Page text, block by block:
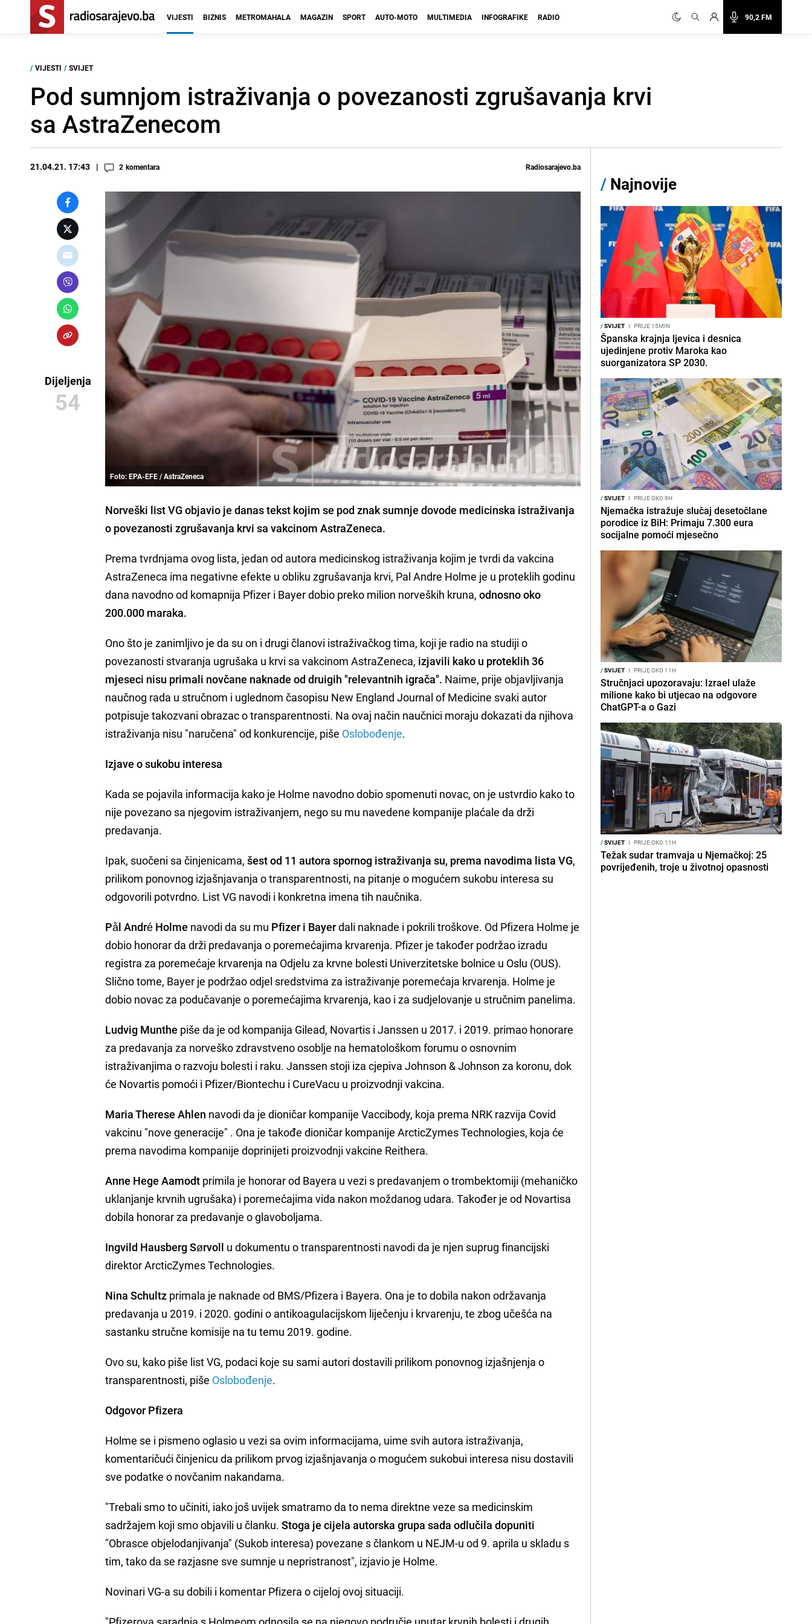
90,2 FM
VIJESTI BIZNIS METROMAHALA MAGAZIN SPORT AUTO-MOTO MULTIMEDIA INFOGRAFIKE RADIO
/ VIJESTI / SVIJET
Pod sumnjom istraživanja o povezanosti zgrušavanja krvi
sa AstraZenecom
21.04.21. 17:43 2 komentara Radiosarajevo.ba
Dijeljenja
54
Foto: EPA-EFE / AstraZeneca
Norveški listVGobjavio je danas tekst kojim se pod znak sumnje dovode medicinska istraživanja
o povezanosti zgrušavanja krvi sa vakcinom AstraZeneca.
Prema tvrdnjama ovog lista, jedan od autora medicinskog istraživanja kojim je tvrdi da vakcina
AstraZeneca ima negativne efekte u obliku zgrušavanja krvi, Pal Andre Holme je u proteklih godinu
dana navodno od komapnija Pfizer i Bayer dobio preko milion norveških kruna,odnosno oko
200.000 maraka.
Ono što je zanimljivo je da su on i drugi članovi istraživačkog tima, koji je radio na studiji o
povezanosti stvaranja ugrušaka u krvi sa vakcinom AstraZeneca, izjavili kako u proteklih 36
mjeseci nisu primali novčane naknade od druigih "relevantnih igrača". Naime, prije objavljivanja
naučnog rada u stručnom i uglednom časopisu New England Journal of Medicine svaki autor
potpisuje takozvani obrazac o transparentnosti. Na ovaj način naučnici moraju dokazati da njihova
istraživanja nisu "naručena" od konkurencije, piše Oslobođenje.
Izjave o sukobu interesa
Kada se pojavila informacija kako je Holme navodno dobio spomenuti novac, on je ustvrdio kako to
nije povezano sa njegovim istraživanjem, nego su mu navedene kompanije plaćale da drži
predavanja.
Ipak, suočeni sa činjenicama, šest od 11 autora spornog istraživanja su, prema navodima lista VG,
prilikom ponovnog izjašnjavanja o transparentnosti, na pitanje o mogućem sukobu interesa su
odgovorili potvrdno. List VG navodi i konkretna imena tih naučnika.
Pål André Holme navodi da su mu Pfizer i Bayerdali naknade i pokrili troškove. Od Pfizera Holme je
dobio honorar da drži predavanja o poremećajima krvarenja. Pfizer je također podržao izradu
registra za poremećaje krvarenja na Odjelu za krvne bolesti Univerzitetske bolnice u Oslu (OUS).
Slično tome, Bayer je podržao odjel sredstvima za istraživanje poremećaja krvarenja. Holme je
dobio novac za podučavanje o poremećajima krvarenja, kao i za sudjelovanje u stručnim panelima.
Ludvig Munthe piše da je od kompanija Gilead, Novartis i Janssen u 2017. i 2019. primao honorare
za predavanja za norveško zdravstveno osoblje na hematološkom forumu o osnovnim
istraživanjima o razvoju bolesti i raku. Janssen stoji iza cjepiva Johnson & Johnson za koronu, dok
će Novartis pomoći i Pfizer/Biontechu i CureVacu u proizvodnji vakcina.
Maria Therese Ahlen navodi da je dioničar kompanije Vaccibody, koja prema NRK razvija Covid
vakcinu "nove generacije" . Ona je takođe dioničar kompanije ArcticZymes Technologies, koja će
prema navodima kompanije doprinijeti proizvodnji vakcine Reithera.
Anne Hege Aamodt primila je honorar od Bayera u vezi s predavanjem o trombektomiji (mehaničko
uklanjanje krvnih ugrušaka) i poremećajima vida nakon moždanog udara. Također je od Novartisa
dobila honorar za predavanje o glavoboljama.
Ingvild Hausberg Sørvoll u dokumentu o transparentnosti navodi da je njen suprug financijski
direktor ArcticZymes Technologies.
Nina Schultz primala je naknade od BMS/Pfizera i Bayera. Ona je to dobila nakon održavanja
predavanja u 2019. i 2020. godini o antikoagulacijskom liječenju i krvarenju, te zbog učešća na
sastanku stručne komisije na tu temu 2019. godine.
Ovo su, kako piše list VG, podaci koje su sami autori dostavili prilikom ponovnog izjašnjenja o
transparentnosti, piše Oslobođenje.
Odgovor Pfizera
Holme se i pismeno oglasio u vezi sa ovim informacijama, uime svih autora istraživanja,
komentaričući činjenicu da prilikom prvog izjašnjavanja o mogućem sukobui interesa nisu dostavili
sve podatke o novčanim nakandama.
"Trebali smo to učiniti, iako još uvijek smatramo da to nema direktne veze sa medicinskim
sadržajem koji smo objavili u članku.Stoga je cijela autorska grupa sada odlučila dopuniti
"Obrasce objelodanjivanja" (Sukob interesa) povezane s člankom u NEJM-u od 9. aprila u skladu s
tim, tako da se razjasne sve sumnje u nepristranost", izjavio je Holme.
Novinari VG-a su dobili i komentar Pfizera o cijeloj ovoj situaciji.
/ Najnovije
/SVIJET I PRIJE 15MIN
Španska krajnja ljevica i desnica
ujedinjene protiv Maroka kao
suorganizatora SP 2030.
/SVIJET I PRIJE OKO 9H
Njemačka istražuje slučaj desetočlane
porodice iz BiH: Primaju 7.300 eura
socijalne pomoći mjesečno
/SVIJET I PRIJE OKO 11H
Stručnjaci upozoravaju: Izrael ulaže
milione kako bi utjecao na odgovore
ChatGPT-a o Gazi
/SVIJET I PRIJE OKO 11H
Težak sudar tramvaja u Njemačkoj: 25
povrijeđenih, troje u životnoj opasnosti